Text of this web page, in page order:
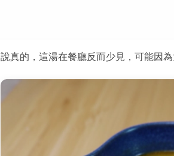
說真的，這湯在餐廳反而少見，可能因